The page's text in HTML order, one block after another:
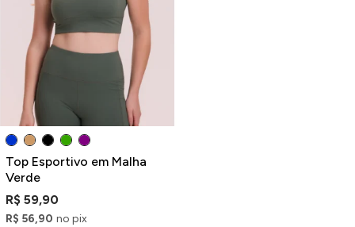
Top Esportivo em Malha
Verde
R$ 59,90
R$ 56,90 no pix